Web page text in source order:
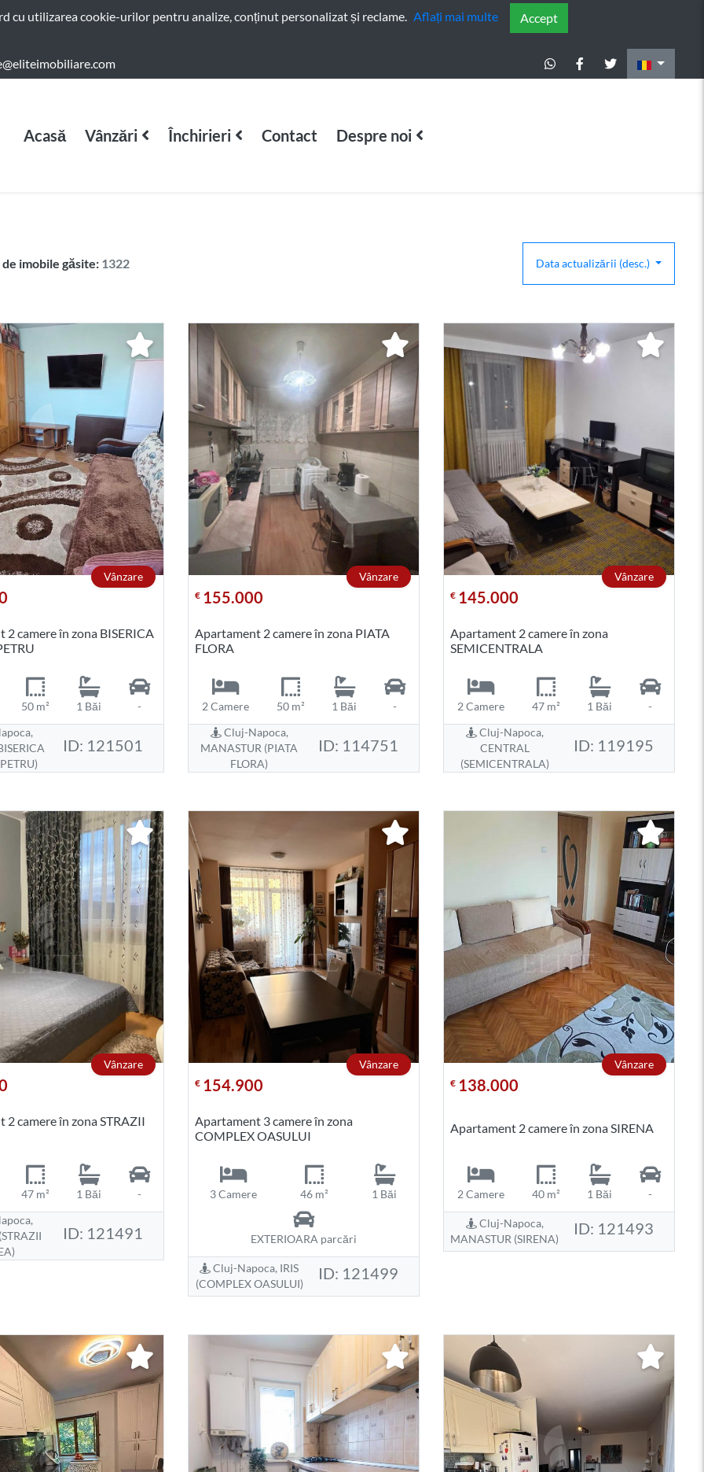
cu utilizarea cookie-urilor pentru analize, conținut personalizat și reclame. Aflați mai multe Accept
Acasă Vânzări Închirieri Contact Despre noi
imobile găsite: 1322 Data actualizării (desc.)
Vânzare
2 camere în zona BISERICA
50 m² 1 Băi
-
ID: 121501
Vânzare
€ 155.000
Apartament 2 camere în zona PIATA
FLORA
2 Camere 50 m² 1 Băi
-
Cluj-Napoca,
MANASTUR (PIATA
FLORA)
ID: 114751
Vânzare
€ 145.000
Apartament 2 camere în zona
SEMICENTRALA
2 Camere 47 m² 1 Băi
-
Cluj-Napoca,
CENTRAL
(SEMICENTRALA)
ID: 119195
Vânzare
2 camere în zona STRAZII
47 m² 1 Băi
-
ID: 121491
Vânzare
€ 154.900
Apartament 3 camere în zona
COMPLEX OASULUI
3 Camere 46 m² 1 Băi
EXTERIOARA parcări
Cluj-Napoca, IRIS
(COMPLEX OASULUI)
ID: 121499
Vânzare
€ 138.000
Apartament 2 camere în zona SIRENA
2 Camere 40 m² 1 Băi -
Cluj-Napoca,
MANASTUR (SIRENA)
ID: 121493